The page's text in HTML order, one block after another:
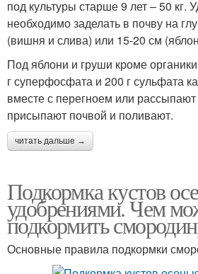
под культуры старше 9 лет – 50 кг.
необходимо заделать в почву на
(вишня и слива) или 15-20 см
Под яблони и груши кроме
г суперфосфата и 200 г сульфата
вместе с перегноем или рассыпают
присыпают почвой и поливают.
читать дальше →
Подкормка кустов
удобрениями. Чем
подкормить
Основные правила подкормки